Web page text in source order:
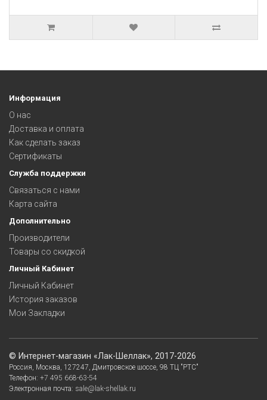
Информация
О нас
Доставка и оплата
Как сделать заказ
Сертификаты
Служба поддержки
Связаться с нами
Карта сайта
Дополнительно
Производители
Товары со скидкой
Личный Кабинет
Личный Кабинет
История заказов
Мои Закладки
© Интернет-магазин «Лак-Шеллак», 2017-2026
Россия, Москва, 127247, Дмитровское шоссе, 98 ТЦ "РТС"
Телефон: +7 495 668-63-54
Электронная почта: sale@lak-shellak.ru